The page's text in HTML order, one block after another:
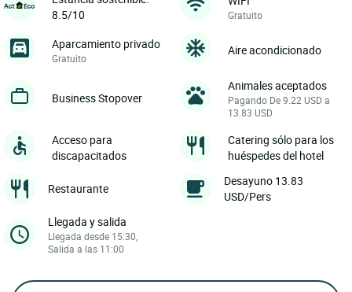
8.5/10
Gratuito
Aparcamiento privado
Gratuito
Aire acondicionado
Business Stopover
Animales aceptados
Pagando De 9.22 USD a
13.83 USD
Acceso para
discapacitados
Catering sólo para los
huéspedes del hotel
Restaurante
Desayuno 13.83
USD/Pers
Llegada y salida
Llegada desde 15:30,
Salida a las 11:00